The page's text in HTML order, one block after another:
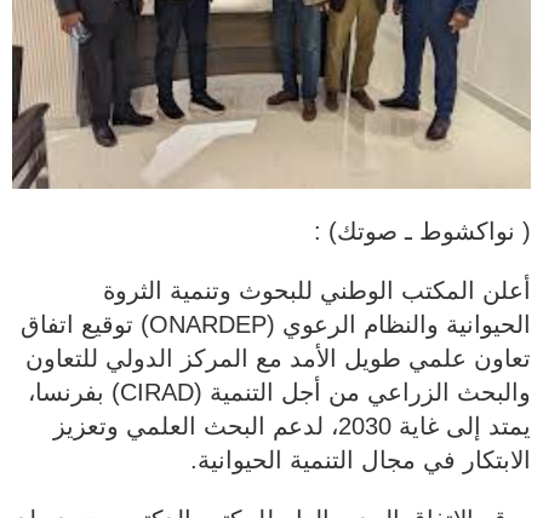
( نواكشوط ـ صوتك) :
أعلن المكتب الوطني للبحوث وتنمية الثروة
الحيوانية والنظام الرعوي (ONARDEP) توقيع اتفاق
تعاون علمي طويل الأمد مع المركز الدولي للتعاون
والبحث الزراعي من أجل التنمية (CIRAD) بفرنسا،
يمتد إلى غاية 2030، لدعم البحث العلمي وتعزيز
الابتكار في مجال التنمية الحيوانية.